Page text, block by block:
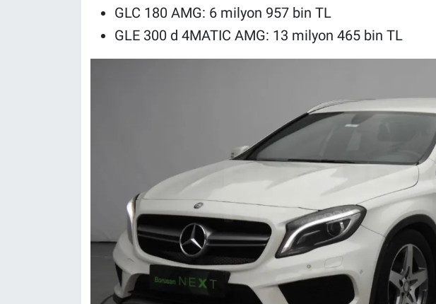
GLC 180 AMG: 6 milyon 957 bin TL
GLE 300 d 4MATIC AMG: 13 milyon 465 bin TL